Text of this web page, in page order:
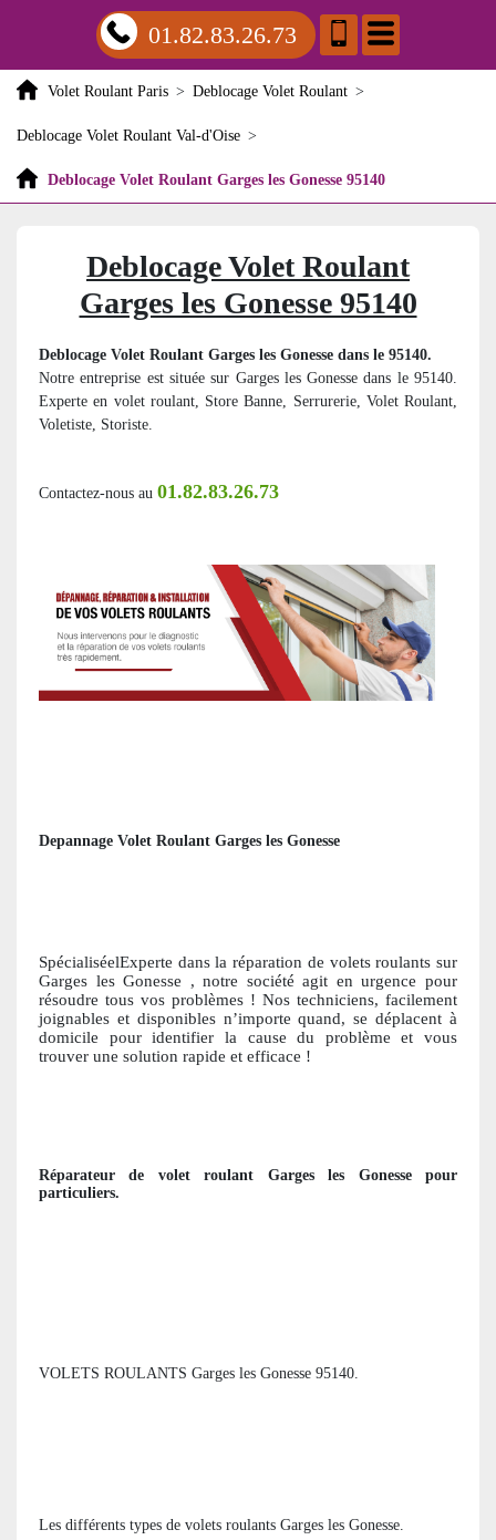
01.82.83.26.73
Volet Roulant Paris > Deblocage Volet Roulant >
Deblocage Volet Roulant Val-d'Oise >
Deblocage Volet Roulant Garges les Gonesse 95140
Deblocage Volet Roulant
Garges les Gonesse 95140
Deblocage Volet Roulant Garges les Gonesse dans le 95140.
Notre entreprise est située sur Garges les Gonesse dans le 95140.
Experte en volet roulant, Store Banne, Serrurerie, Volet Roulant,
Voletiste, Storiste.
Contactez-nous au 01.82.83.26.73
Depannage Volet Roulant Garges les Gonesse
SpécialiséelExperte dans la réparation de volets roulants sur
Garges les Gonesse , notre société agit en urgence pour
résoudre tous vos problèmes ! Nos techniciens, facilement
joignables et disponibles n’importe quand, se déplacent à
domicile pour identifier la cause du problème et vous
trouver une solution rapide et efficace !
Réparateur de volet roulant Garges les Gonessepour
particuliers.
VOLETS ROULANTS Garges les Gonesse 95140.
Les différents types de volets roulants Garges les Gonesse.